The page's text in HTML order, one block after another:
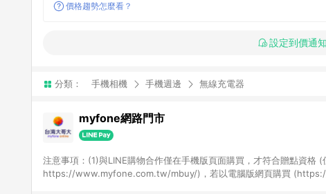
價格趨勢怎麼看？
設定到價通知
分類： 手機相機 手機週邊 無線充電器
myfone網路門市
注意事項：(1)與LINE購物合作僅在手機版頁面購買，才符合贈點資格 (
https://www.myfone.com.tw/mbuy/)，若以電腦版網頁購買